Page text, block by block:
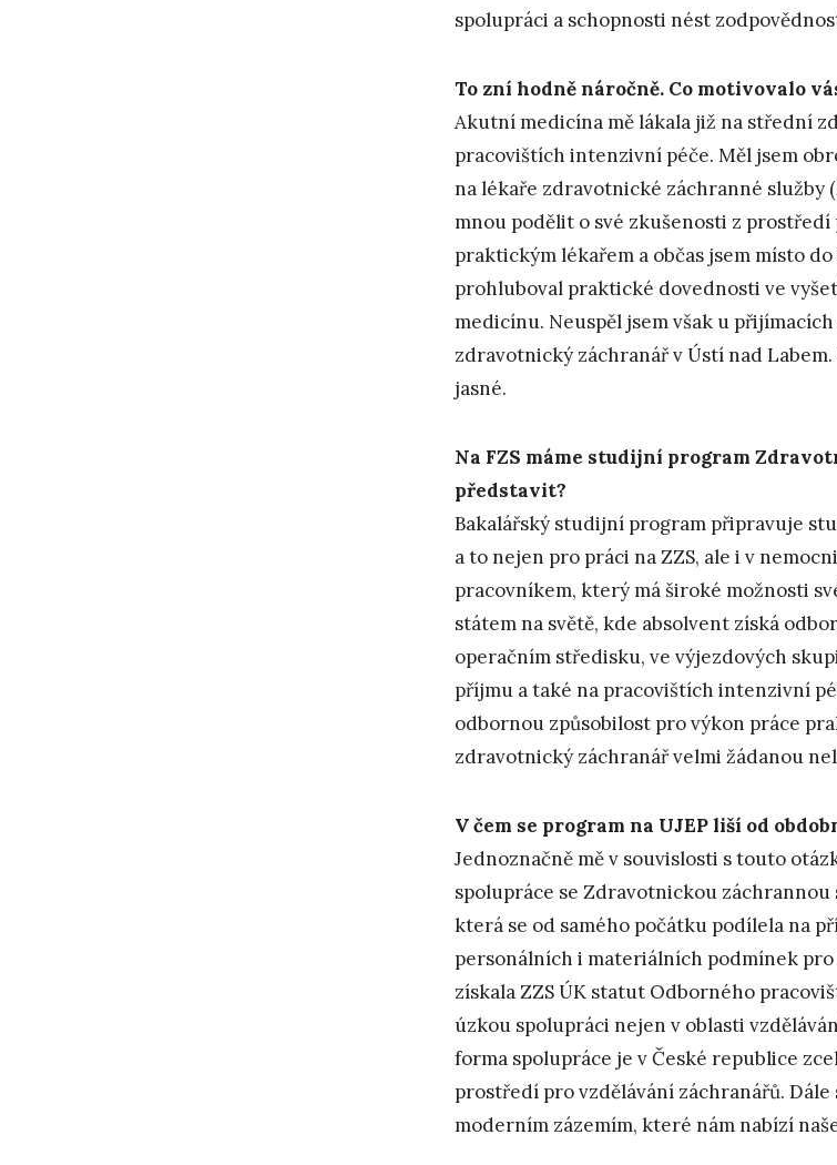
spolupráci a schopnosti nést
To zní hodně náročně. Co motivovalo
Akutní medicína mě lákala již na střední
pracovištích intenzivní péče. Měl jsem
na lékaře zdravotnické záchranné služby
mnou podělit o své zkušenosti z
praktickým lékařem a občas jsem místo
prohluboval praktické dovednosti ve
medicínu. Neuspěl jsem však u
zdravotnický záchranář v Ústí nad
jasné.
Na FZS máme studijní program
představit?
Bakalářský studijní program připravuje
a to nejen pro práci na ZZS, ale i v
pracovníkem, který má široké možnosti
státem na světě, kde absolvent získá
operačním středisku, ve výjezdových
příjmu a také na pracovištích intenzivní
odbornou způsobilost pro výkon práce
zdravotnický záchranář velmi žádanou
V čem se program na UJEP liší od
Jednoznačně mě v souvislosti s touto
spolupráce se Zdravotnickou
která se od samého počátku podílela na
personálních i materiálních podmínek
získala ZZS ÚK statut Odborného
úzkou spolupráci nejen v oblasti
forma spolupráce je v České republice
prostředí pro vzdělávání záchranářů.
moderním zázemím, které nám nabízí